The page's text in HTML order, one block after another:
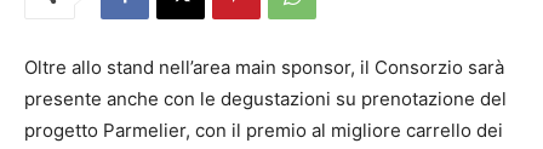
Oltre allo stand nell’area main sponsor, il Consorzio sarà
presente anche con le degustazioni su prenotazione del
progetto Parmelier, con il premio al migliore carrello dei